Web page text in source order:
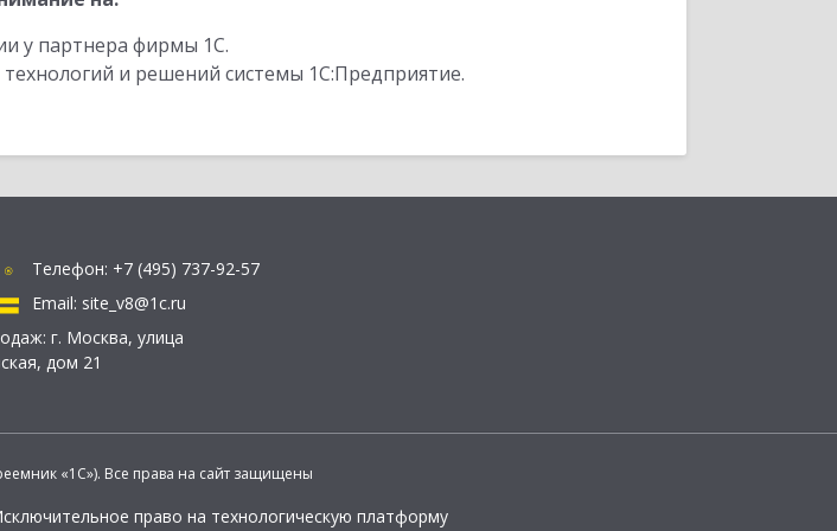
у партнера фирмы 1С.
и решений системы 1С:Предприятие.
Телефон: +7 (495) 737-92-57
Email: site_v8@1c.ru
г. Москва, улица
дом 21
«1С»). Все права на сайт защищены
право на технологическую платформу